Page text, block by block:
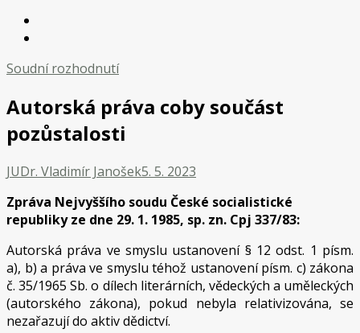
Soudní rozhodnutí
Autorská práva coby součást
pozůstalosti
JUDr. Vladimír Janošek5. 5. 2023
Zpráva Nejvyššího soudu České socialistické
republiky ze dne 29. 1. 1985, sp. zn. Cpj 337/83:
Autorská práva ve smyslu ustanovení § 12 odst. 1 písm.
a), b) a práva ve smyslu téhož ustanovení písm. c) zákona
č. 35/1965 Sb. o dílech literárních, vědeckých a uměleckých
(autorského zákona), pokud nebyla relativizována, se
nezařazují do aktiv dědictví.